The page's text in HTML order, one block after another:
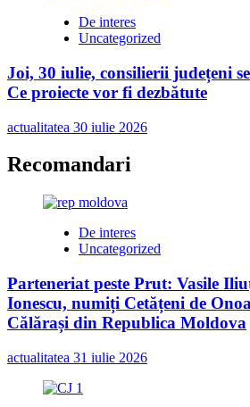
De interes
Uncategorized
Joi, 30 iulie, consilierii județeni
Ce proiecte vor fi dezbătute
actualitatea 30 iulie 2026
Recomandari
De interes
Uncategorized
Parteneriat peste Prut: Vasile
Ionescu, numiți Cetățeni de
Călărași din Republica Moldova
actualitatea 31 iulie 2026